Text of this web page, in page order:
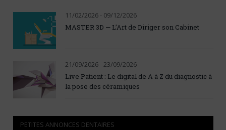
11/02/2026 - 09/12/2026
MASTER 3D — L’Art de Diriger son Cabinet
21/09/2026 - 23/09/2026
Live Patient : Le digital de A à Z du diagnostic à
la pose des céramiques
PETITES ANNONCES DENTAIRES